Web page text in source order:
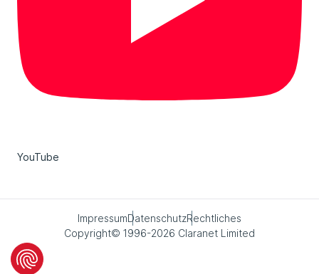
YouTube
ImpressumDatenschutzRechtliches
Copyright© 1996-2026 Claranet Limited